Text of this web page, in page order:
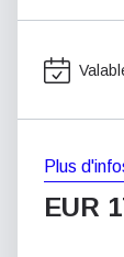
Plus
EUR